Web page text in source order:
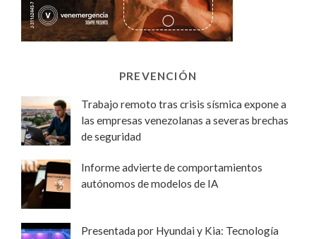
PREVENCIÓN
Trabajo remoto tras crisis sísmica expone a
las empresas venezolanas a severas brechas
de seguridad
Informe advierte de comportamientos
autónomos de modelos de IA
Presentada por Hyundai y Kia: Tecnología